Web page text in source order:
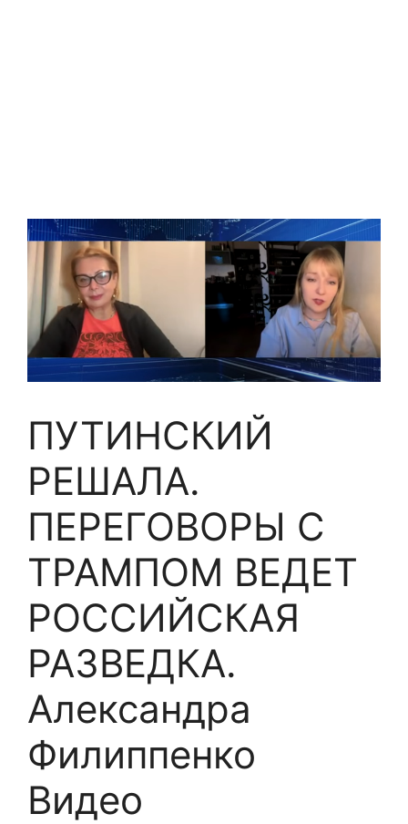
ПУТИНСКИЙ
РЕШАЛА.
ПЕРЕГОВОРЫ С
ТРАМПОМ ВЕДЕТ
РОССИЙСКАЯ
РАЗВЕДКА.
Александра
Филиппенко
Видео